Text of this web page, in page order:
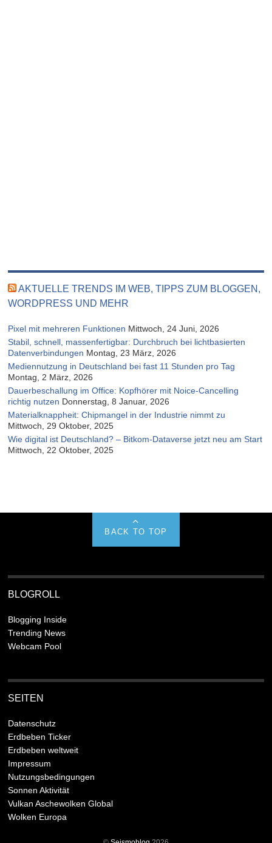
AKTUELLE TRENDS IM WEB, TIPPS ZUM BLOGGEN,
WORDPRESS UND MEHR
Pixel mit mehreren Funktionen Mittwoch, 24 Juni, 2026
Stabil, schnell, massenfertigbar: Durchbruch bei lichtbasierten
Datenverbindungen Montag, 23 März, 2026
Mediennutzung in Deutschland bei fast 11 Stunden pro Tag
Montag, 2 März, 2026
Dauerbeschallung im Office: Kopfhörer mit Noice-Cancelling
richtig nutzen Donnerstag, 8 Januar, 2026
Materialknappheit: Chipmangel in der Industrie nimmt zu
Mittwoch, 29 Oktober, 2025
Wie digital ist Deutschland? – Bitkom-Dataverse jetzt neu am Start
Mittwoch, 22 Oktober, 2025
BACK TO TOP
BLOGROLL
Blogging Inside
Trending News
Webcam Pool
SEITEN
Datenschutz
Erdbeben Ticker
Erdbeben weltweit
Impressum
Nutzungsbedingungen
Sonnen Aktivität
Vulkan Aschewolken Global
Wolken Europa